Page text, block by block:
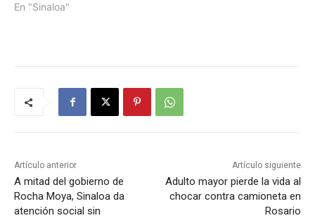
En "Sinaloa"
Artículo anterior
A mitad del gobierno de
Rocha Moya, Sinaloa da
atención social sin
Artículo siguiente
Adulto mayor pierde la vida al
chocar contra camioneta en
Rosario